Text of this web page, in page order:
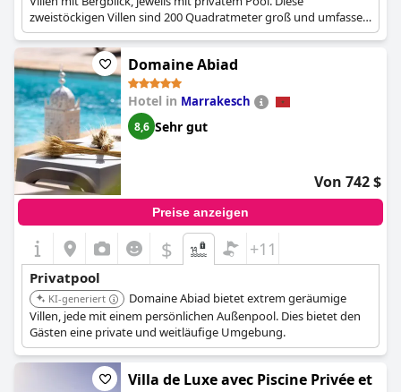
zweistöckigen Villen sind 200 Quadratmeter groß und umfassen
drei Schlafzimmer, einen separaten Wohnbereich, eine Küche
und einen Balkon.
Domaine Abiad
Hotel in Marrakesch
8,6 Sehr gut
Von 742 $
Preise anzeigen
$ +11
Privatpool
KI-generiert
Domaine Abiad bietet extrem geräumige
Villen, jede mit einem persönlichen Außenpool. Dies bietet den
Gästen eine private und weitläufige Umgebung.
Villa de Luxe avec Piscine Privée et